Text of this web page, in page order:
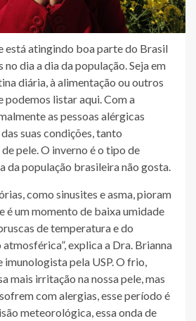
está atingindo boa parte do Brasil
dia a dia da população. Seja em
diária, à alimentação ou outros
podemos listar aqui. Com a
as pessoas alérgicas
suas condições, tanto
pele. O inverno é o tipo de
da população brasileira não gosta.
como sinusites e asma, pioram
é um momento de baixa umidade
de temperatura e do
explica a Dra. Brianna
pela USP. O frio,
mais irritação na nossa pele, mas
com alergias, esse período é
meteorológica, essa onda de